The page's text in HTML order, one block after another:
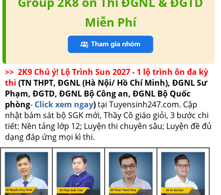
Miễn Phí
>> 2K9 Chú ý! Lộ Trình Sun 2027 - 1 lộ trình ôn đa kỳ
thi (TN THPT, ĐGNL (Hà Nội/ Hồ Chí Minh), ĐGNL Sư
Phạm, ĐGTD, ĐGNL Bộ Công an, ĐGNL Bộ Quốc
phòng- Click xem ngay)tại Tuyensinh247.com. Cập
nhật bám sát bộ SGK mới, Thầy Cô giáo giỏi, 3 bước chi
tiết: Nền tảng lớp 12; Luyện thi chuyên sâu; Luyện đề đủ
dạng đáp ứng mọi kì thi.